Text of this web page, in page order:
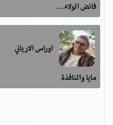
فائض الولاء…
اوراس الارياني
مايا والنافذة